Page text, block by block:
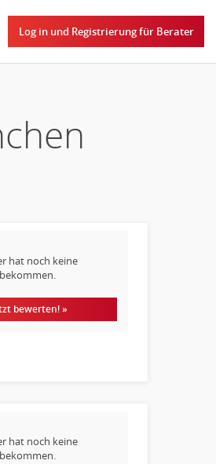
Log in und Registrierung für Berater
hat noch keine
bewerten! »
hat noch keine